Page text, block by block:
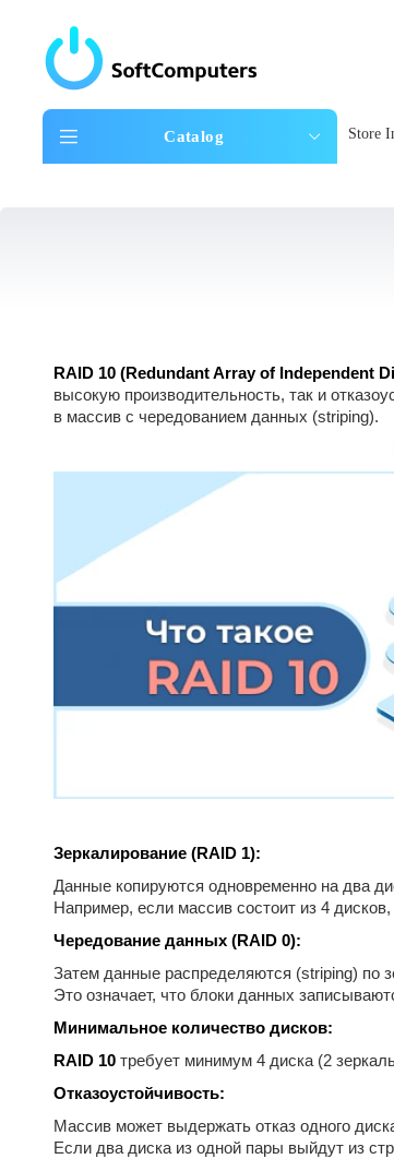
Catalog Store
RAID 10 (Redundant Array of Independent
высокую производительность, так и
в массив с чередованием данных (striping).
Зеркалирование (RAID 1):
Данные копируются одновременно на два
Например, если массив состоит из 4
Чередование данных (RAID 0):
Затем данные распределяются (striping) по
Это означает, что блоки данных
Минимальное количество дисков:
RAID 10требует минимум 4 диска (2
Отказоустойчивость:
Массив может выдержать отказ одного
Если два диска из одной пары выйдут из